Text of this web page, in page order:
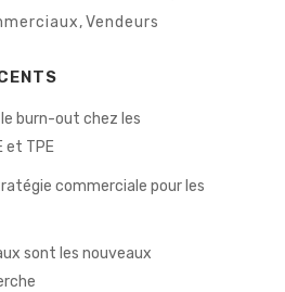
,Vendeurs
le burn-out chez les
et TPE
commerciale pour les
sont les nouveaux